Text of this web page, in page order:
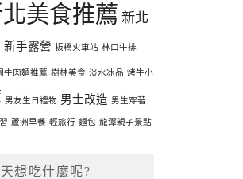
美食推薦 新北
新手露營 板橋火車站 林口牛排
牛肉麵推薦 樹林美食 淡水冰品 烤牛小
男友生日禮物 男士改造 男生穿著
蘆洲早餐 輕旅行 麵包 龍潭親子景點
想吃什麼呢?